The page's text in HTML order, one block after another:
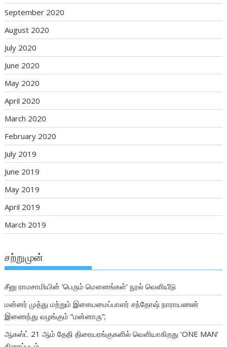
September 2020
August 2020
July 2020
June 2020
May 2020
April 2020
March 2020
February 2020
July 2019
June 2019
May 2019
April 2019
March 2019
சற்றுமுன்
சீனு ராமசாமியின் ‘பெரும் மௌனங்கள்’ நூல் வெளியீடு
மன்னர் முத்து மற்றும் இசையமைப்பாளர் சந்தோஷ் நாராயணன்
இணைந்து வழங்கும் “மன்னாரு”;
ஆகஸ்ட் 21 ஆம் தேதி திரையரங்குகளில் வெளியாகிறது ‘ONE MAN’